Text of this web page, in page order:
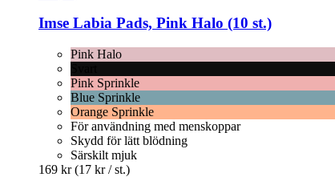
Imse Labia Pads, Pink Halo (10 st.)
Pink Halo
Pink Sprinkle
Blue Sprinkle
Orange Sprinkle
För användning med menskoppar
Skydd för lätt blödning
Särskilt mjuk
169 kr (17 kr / st.)